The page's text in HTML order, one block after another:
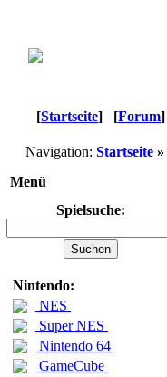
[Startseite] [Forum]
Navigation: Startseite »
Menü
Spielsuche:
Nintendo:
NES
Super NES
Nintendo 64
GameCube